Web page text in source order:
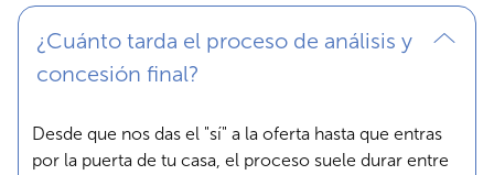
¿Cuánto tarda el proceso de análisis y
concesión final?
Desde que nos das el "sí" a la oferta hasta que entras
por la puerta de tu casa, el proceso suele durar entre